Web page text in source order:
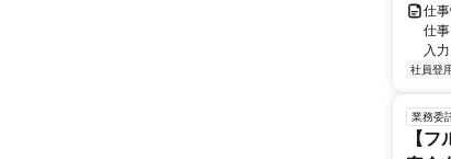
仕
仕
入
社員登
業務委
【